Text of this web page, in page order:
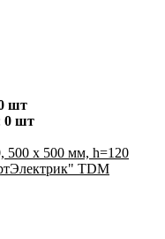
шт
0 шт
500 х 500 мм, h=120
TDM